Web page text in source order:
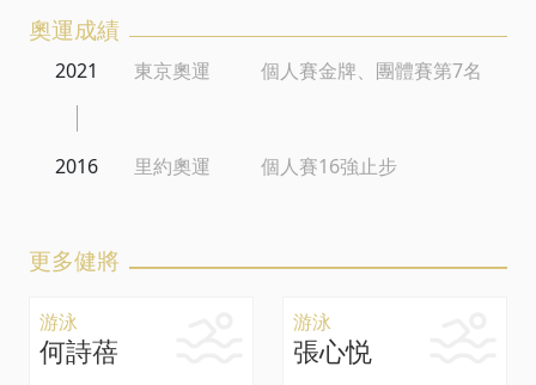
奧運成績
2021 東京奧運 個人賽金牌、團體賽第7名
2016 里約奧運 個人賽16強止步
更多健將
游泳
何詩蓓
游泳
張心悦